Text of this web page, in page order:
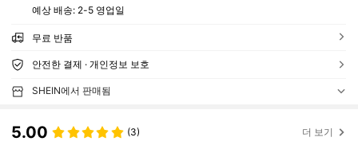
예상 배송: 2-5 영업일
무료 반품
안전한 결제 · 개인정보 보호
SHEIN에서 판매됨
5.00 (3) 더 보기